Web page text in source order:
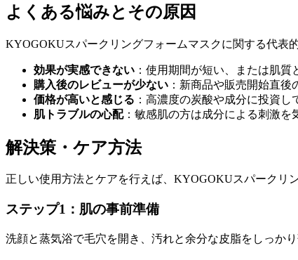
よくある悩みとその原因
KYOGOKUスパークリングフォームマスクに関する代表
効果が実感できない ：使用期間が短い、または肌質
購入後のレビューが少ない ：新商品や販売開始直後
価格が高いと感じる ：高濃度の炭酸や成分に投資
肌トラブルの心配：敏感肌の方は成分による刺激を
解決策・ケア方法
正しい使用方法とケアを行えば、KYOGOKUスパークリ
ステップ1：肌の事前準備
洗顔と蒸気浴で毛穴を開き、汚れと余分な皮脂をしっか